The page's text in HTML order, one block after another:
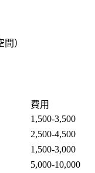
）
費用
1,500-3,500
2,500-4,500
1,500-3,000
5,000-10,000